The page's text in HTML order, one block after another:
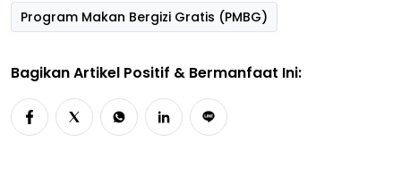
Program Makan Bergizi Gratis (PMBG)
Bagikan Artikel Positif & Bermanfaat Ini: